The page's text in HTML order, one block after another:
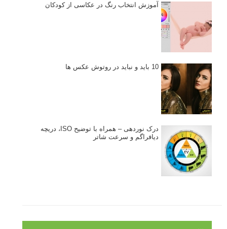
آموزش انتخاب رنگ در عکاسی از کودکان
10 باید و نباید در روتوش عکس ها
درک نوردهی – همراه با توضیح ISO، دریچه
دیافراگم و سرعت شاتر